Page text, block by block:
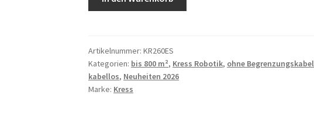
700m²
RTKn
2.0
V-
Artikelnummer:KR260ES
Kategorien: bis 800 m², Kress Robotik, ohne Begrenzungskabel
kabellos, Neuheiten 2026
Marke: Kress